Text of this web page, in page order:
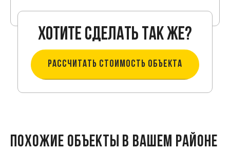
Хотите сделать так же?
РАССЧИТАТЬ СТОИМОСТЬ ОБЪЕКТА
ПОХОЖИЕ ОБЪЕКТЫ В ВАШЕМ РАЙОНЕ